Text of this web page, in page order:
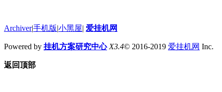
Archiver|手机版|小黑屋| 爱挂机网
Powered by 挂机方案研究中心 X3.4© 2016-2019 爱挂机网 Inc.
返回顶部